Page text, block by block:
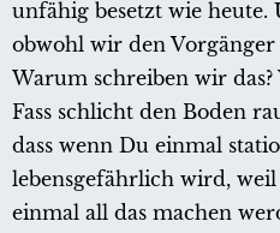
unfähig besetzt wie heute.
obwohl wir den Vorgänger
Warum schreiben wir
Fass schlicht den Boden
dass wenn Du einmal
lebensgefährlich wird,
einmal all das machen